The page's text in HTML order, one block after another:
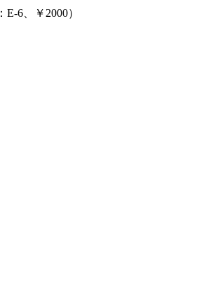
E-6、￥2000）